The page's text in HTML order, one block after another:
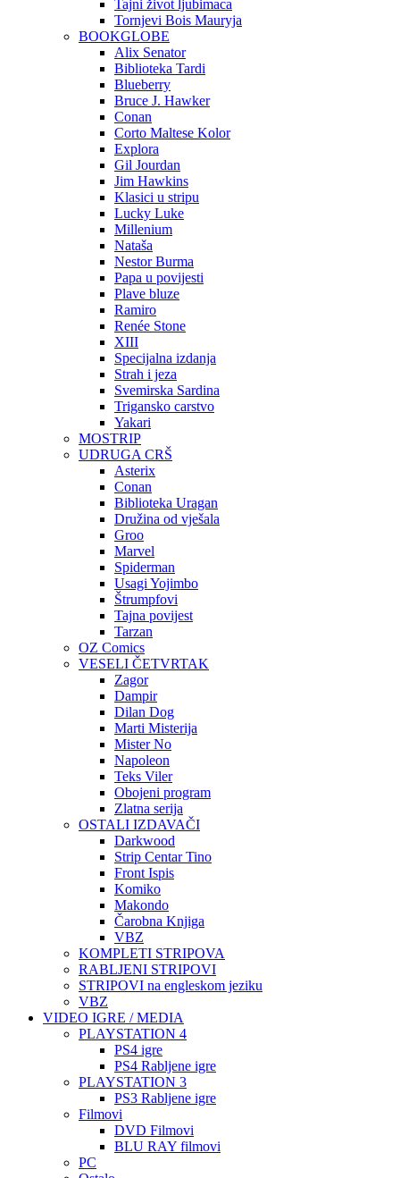
Tajni život ljubimaca
Tornjevi Bois Mauryja
BOOKGLOBE
Alix Senator
Biblioteka Tardi
Blueberry
Bruce J. Hawker
Conan
Corto Maltese Kolor
Explora
Gil Jourdan
Jim Hawkins
Klasici u stripu
Lucky Luke
Millenium
Nataša
Nestor Burma
Papa u povijesti
Plave bluze
Ramiro
Renée Stone
XIII
Specijalna izdanja
Strah i jeza
Svemirska Sardina
Trigansko carstvo
Yakari
MOSTRIP
UDRUGA CRŠ
Asterix
Conan
Biblioteka Uragan
Družina od vješala
Groo
Marvel
Spiderman
Usagi Yojimbo
Štrumpfovi
Tajna povijest
Tarzan
OZ Comics
VESELI ČETVRTAK
Zagor
Dampir
Dilan Dog
Marti Misterija
Mister No
Napoleon
Teks Viler
Obojeni program
Zlatna serija
OSTALI IZDAVAČI
Darkwood
Strip Centar Tino
Front Ispis
Komiko
Makondo
Čarobna Knjiga
VBZ
KOMPLETI STRIPOVA
RABLJENI STRIPOVI
STRIPOVI na engleskom jeziku
VBZ
VIDEO IGRE / MEDIA
PLAYSTATION 4
PS4 igre
PS4 Rabljene igre
PLAYSTATION 3
PS3 Rabljene igre
Filmovi
DVD Filmovi
BLU RAY filmovi
PC